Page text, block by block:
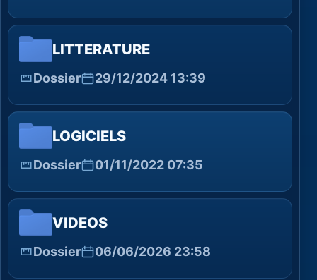
LITTERATURE
Dossier 29/12/2024 13:39
LOGICIELS
Dossier 01/11/2022 07:35
VIDEOS
Dossier 06/06/2026 23:58